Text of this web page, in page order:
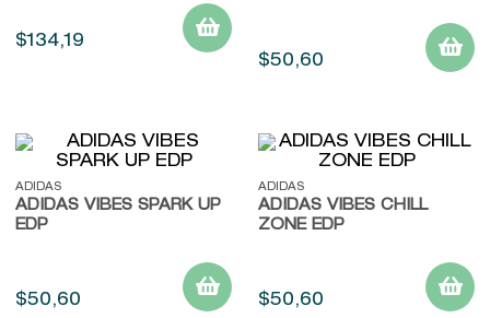
$134,19
$50,60
ADIDAS
ADIDAS VIBES SPARK UP
EDP
$50,60
ADIDAS
ADIDAS VIBES CHILL
ZONE EDP
$50,60